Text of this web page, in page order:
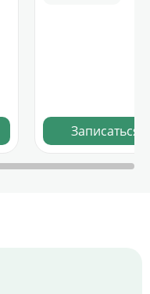
Записаться